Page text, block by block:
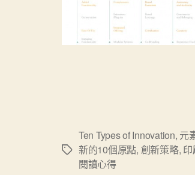
標
Ten Types of Innovation, 元
新的10個原點, 創新策略,
閱讀心得